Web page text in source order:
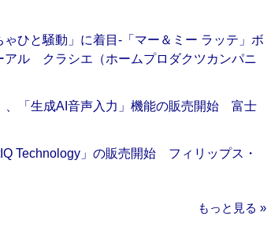
ひと騒動」に着目‐「マー＆ミー ラッテ」ボ
アル クラシエ（ホームプロダクツカンパニ
、「生成AI音声入力」機能の販売開始 富士
Technology」の販売開始 フィリップス・
もっと見る »